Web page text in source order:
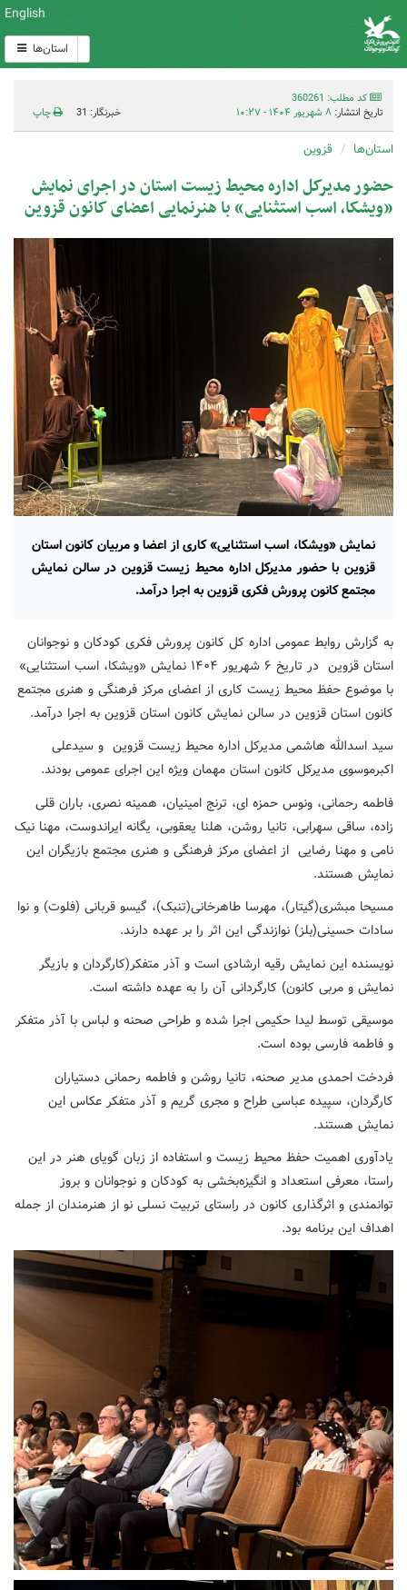
English
استان‌ها
کد مطلب: 360261
تاریخ انتشار: ۸ شهریور ۱۴۰۴ - ۱۰:۲۷ خبرنگار: 31 چاپ
استان‌ها قزوین
حضور مدیرکل اداره محیط زیست استان در اجرای نمایش
«ویشکا، اسب استثنایی» با هنرنمایی اعضای کانون قزوین
نمایش «ویشکا، اسب استثنایی» کاری از اعضا و مربیان کانون استان
قزوین با حضور مدیرکل اداره محیط زیست قزوین در سالن نمایش
مجتمع کانون پرورش فکری قزوین به اجرا درآمد.
به گزارش روابط عمومی اداره کل کانون پرورش فکری کودکان و نوجوانان
استان قزوین در تاریخ ۶ شهریور ۱۴۰۴ نمایش «ویشکا، اسب استثنایی»
با موضوع حفظ محیط زیست کاری از اعضای مرکز فرهنگی و هنری مجتمع
کانون استان قزوین در سالن نمایش کانون استان قزوین به اجرا درآمد.
سید اسدالله هاشمی مدیرکل اداره محیط زیست قزوین و سیدعلی
اکبرموسوی مدیرکل کانون استان مهمان ویژه این اجرای عمومی بودند.
فاطمه رحمانی، ونوس حمزه ای، ترنج امینیان، همینه نصری، باران قلی
زاده، ساقی سهرابی، تانیا روشن، هلنا یعقوبی، یگانه ایراندوست، مهنا نیک
نامی و مهنا رضایی از اعضای مرکز فرهنگی و هنری مجتمع بازیگران این
نمایش هستند.
مسیحا مبشری(گیتار)، مهرسا طاهرخانی(تنبک)، گیسو قربانی (فلوت) و نوا
سادات حسینی(بلز) نوازندگی این اثر را بر عهده دارند.
نویسنده این نمایش رقیه ارشادی است و آذر متفکر(کارگردان و بازیگر
نمایش و مربی کانون) کارگردانی آن را به عهده داشته است.
موسیقی توسط لیدا حکیمی اجرا شده و طراحی صحنه و لباس با آذر متفکر
و فاطمه فارسی بوده است.
فردخت احمدی مدیر صحنه، تانیا روشن و فاطمه رحمانی دستیاران
کارگردان، سپیده عباسی طراح و مجری گریم و آذر متفکر عکاس این
نمایش هستند.
یادآوری اهمیت حفظ محیط زیست و استفاده از زبان گویای هنر در این
راستا، معرفی استعداد و انگیزه‌بخشی به کودکان و نوجوانان و بروز
توانمندی و اثرگذاری کانون در راستای تربیت نسلی نو از هنرمندان از جمله
اهداف این برنامه بود.